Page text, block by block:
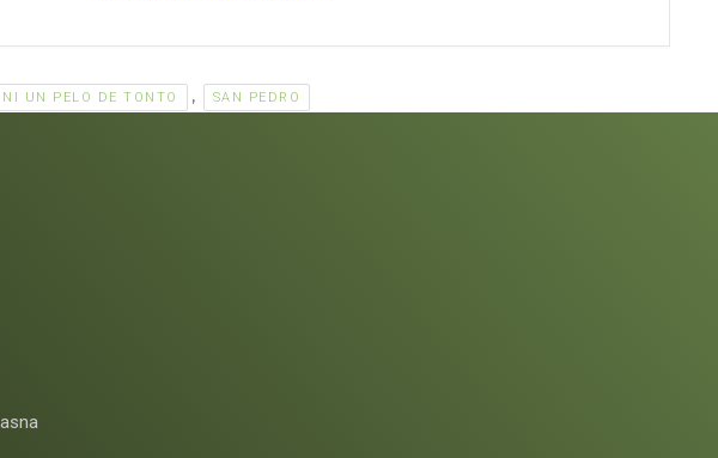
NI UN PELO DE TONTO , SAN PEDRO